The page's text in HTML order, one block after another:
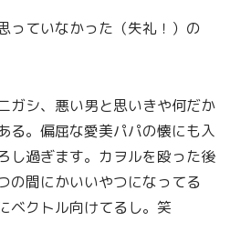
っていなかった（失礼！）の
ガシ、悪い男と思いきや何だか
る。偏屈な愛美パパの懐にも入
し過ぎます。カヲルを殴った後
の間にかいいやつになってる
ベクトル向けてるし。笑